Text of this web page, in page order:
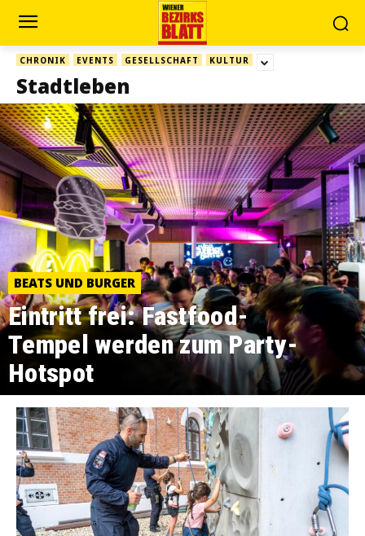
CHRONIK EVENTS GESELLSCHAFT KULTUR
Stadtleben
BEATS UND BURGER
Eintritt frei: Fastfood-
Tempel werden zum Party-
Hotspot